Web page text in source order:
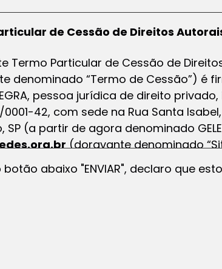
de Cessão de Direitos
Termo Particular de Cessão de
denominado “Termo de Cessão”) é
pessoa jurídica de direito
0001-42, com sede na Rua Santa
SP (a partir de agora denominado
(doravante denominado
da sessão colaborativa do site
denominado “Usuário”).
Iniciais
abaixo "ENVIAR", declaro que